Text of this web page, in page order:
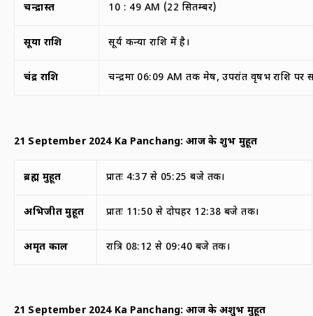
चन्द्रास्त 10 : 49 AM (22 सितम्बर)
सूर्या राशि सूर्य कन्या राशि में है।
चंद्र राशि चन्द्रमा 06:09 AM तक मेष, उपरांत वृषभ राशि पर
21 September 2024 Ka Panchang: आज के शुभ मुहूर्त
ब्रह्म मुहूर्त प्रातः 4:37 से 05:25 बजे तक।
अभिजीत मुहूर्त प्रातः 11:50 से दोपहर 12:38 बजे तक।
अमृत काल रात्रि 08:12 से 09:40 बजे तक।
21 September 2024 Ka Panchang: आज के अशुभ मुहूर्त